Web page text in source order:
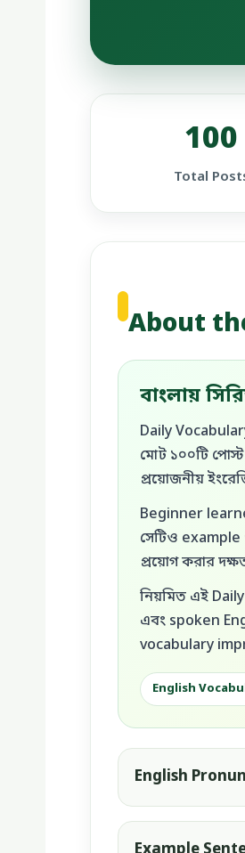
100
Total
About
বাংলায়
Daily
মোট ১০০টি পোস্ট
প্রয়োজনীয়
Beginner
সেটিও example
প্রয়োগ করার
নিয়মিত এই
এবং spoken
vocabulary
English
English